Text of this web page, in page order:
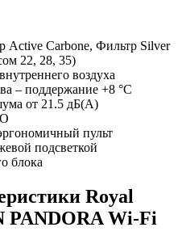
Carbone, Фильтр Silver
22, 28, 35)
воздуха
– поддержание +8 °С
от 21.5 дБ(А)
пульт
подсветкой
блока
Royal
PANDORA Wi-Fi